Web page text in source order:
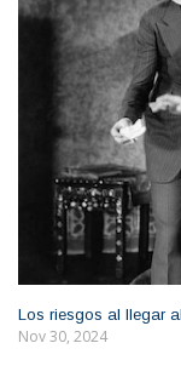
Los riesgos al llegar
Nov 30, 2024